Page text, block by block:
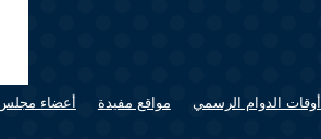
أعضاء مجلس مواقع مفيدة أوقات الدوام الرسمي